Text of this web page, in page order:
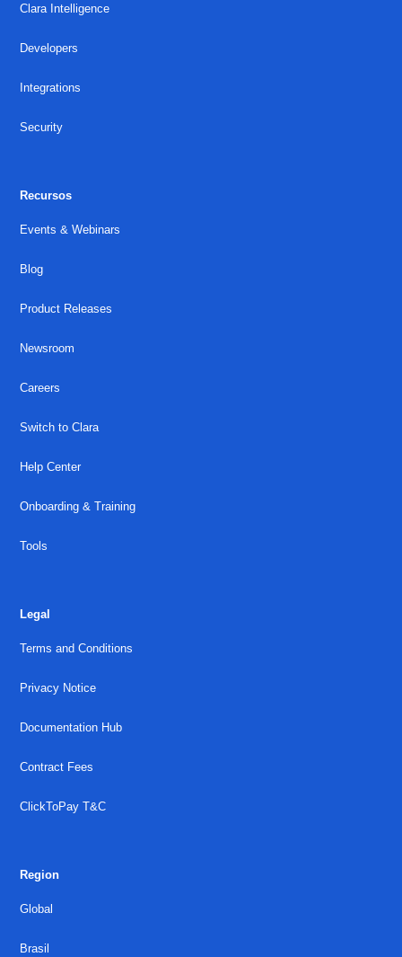
Clara Intelligence
Developers
Integrations
Security
Recursos
Events & Webinars
Blog
Product Releases
Newsroom
Careers
Switch to Clara
Help Center
Onboarding & Training
Tools
Legal
Terms and Conditions
Privacy Notice
Documentation Hub
Contract Fees
ClickToPay T&C
Region
Global
Brasil